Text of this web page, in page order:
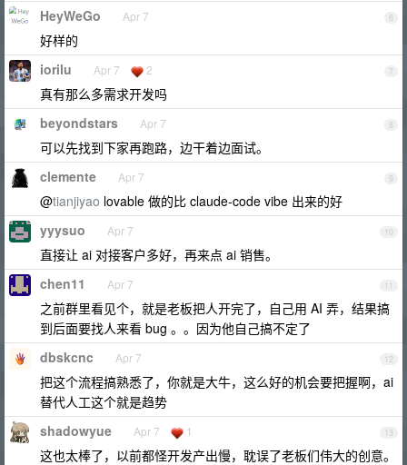
6
HeyWeGo Apr 7
好样的
7
iorilu Apr 7 2
真有那么多需求开发吗
8
beyondstars Apr 7
可以先找到下家再跑路，边干着边面试。
9
clemente Apr 7
@tianjiyao lovable 做的比 claude-code vibe 出来的好
10
yyysuo Apr 7
直接让 ai 对接客户多好，再来点 ai 销售。
11
chen11 Apr 7
之前群里看见个，就是老板把人开完了，自己用 AI 弄，结果搞
到后面要找人来看 bug 。。因为他自己搞不定了
12
dbskcnc Apr 7
把这个流程搞熟悉了，你就是大牛，这么好的机会要把握啊，ai
替代人工这个就是趋势
13
shadowyue Apr 7 1
这也太棒了，以前都怪开发产出慢，耽误了老板们伟大的创意。